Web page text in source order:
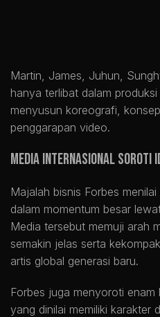
Martin, James, Juhun,
hanya terlibat dalam
menyusun koreografi,
penggarapan video.
Media Internasional Soroti
Majalah bisnis Forbes
dalam momentum besar
Media tersebut memuji arah
semakin jelas serta
artis global generasi baru.
Forbes juga menyoroti
yang dinilai memiliki karakter